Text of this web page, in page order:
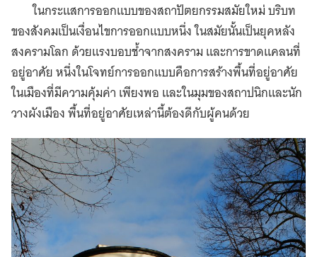
ในกระแสการออกแบบของสถาปัตยกรรมสมัยใหม่ บริบท
ของสังคมเป็นเงื่อนไขการออกแบบหนึ่ง ในสมัยนั้นเป็นยุคหลัง
สงครามโลก ด้วยแรงบอบช้ำจากสงคราม และการขาดแคลนที่
อยู่อาศัย หนึ่งในโจทย์การออกแบบคือการสร้างพื้นที่อยู่อาศัย
ในเมืองที่มีความคุ้มค่า เพียงพอ และในมุมของสถาปนิกและนัก
วางผังเมือง พื้นที่อยู่อาศัยเหล่านี้ต้องดีกับผู้คนด้วย